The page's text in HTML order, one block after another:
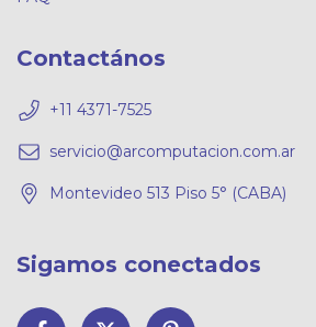
Contactános
+11 4371-7525
servicio@arcomputacion.com.ar
Montevideo 513 Piso 5° (CABA)
Sigamos conectados